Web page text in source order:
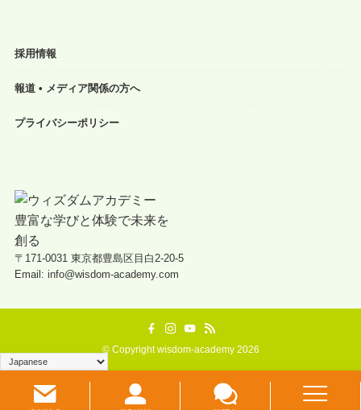
採用情報
報道 • メディア関係の方へ
プライバシーポリシー
〒171-0031 東京都豊島区目白2-20-5
Email: info@wisdom-academy.com
©Copyright wisdom-academy 2026